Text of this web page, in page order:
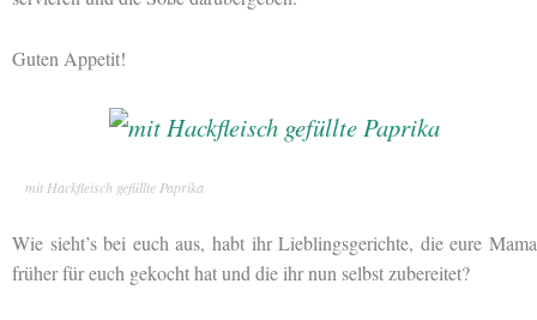
Guten Appetit!
mit Hackfleisch gefüllte Paprika
Wie sieht’s bei euch aus, habt ihr Lieblingsgerichte, die eure Mama
früher für euch gekocht hat und die ihr nun selbst zubereitet?